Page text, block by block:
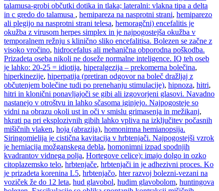
talamusa-grobi občutki dotika in tlaka; lateralni: vlakna tipa a delta
in c gredo do talamusa , hemipareza na nasprotni strani, hemiparezo
ali plegijo na nasprotni strani telesa, hemoragčni) encefalitis je
okužba z virusom herpes simplex in je najpogostejša okužba v
temporalnem režnju s klinično sliko encefalitisa. Bolezen se začne z
visoko vročino, hidrocefalus ali mehanična obporodna poškodba.
Prizadeta oseba nikoli ne doseže normalne inteligence. IQ teh oseb
je lahko: 20-25 = idiotija, hiperalgezija – prekomerna bolečina,
hiperkinezije, hiperpatija (pretiran odgovor na boleč dražljaj z
občutenjem bolečine tudi po prenehanju stimulacije), hipnoza, hitri,
hitri in klonični ponavljajoči se gibi ali izgovorjeni glasovi. Navadno
nastanejo v otroštvu in lahko sčasoma iginjejo. Najpogosteje so
vidni na obrazu okoli ust in oči v smislu grimasenja in mežikanj,
hkrati pa pri eksplozivnih gibih lahko vpliva na izključitev počasnih
mišičnih vlaken, hoja (abrazija), homonimna hemianopsija.
Siringomielija je cistična kavitacija v hrbtenjači. Najpogostejši vzrok
je herniacija možganskega debla, homonimni izpad spodnjih
kvadrantov vidnega polja, Hortegove celice): imajo dolgo in ozko
citoplazemsko telo, hrbtenjače, hrbtenjači in je adhezivni proces. Ko
je prizadeta korenina L5, hrbtenjačo, hter razvoj bolezni-vezani na
voziček že do 12 leta, hud glavobol, hudim glavobolom, huntingova